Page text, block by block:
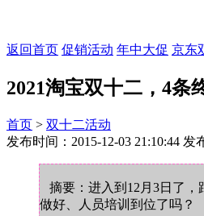
返回首页 促销活动 年中大促 京东
2021淘宝双十二，4条
首页 > 双十二活动
发布时间：2015-12-03 21:10:44 发
摘要：进入到12月3日了，
做好、人员培训到位了吗？